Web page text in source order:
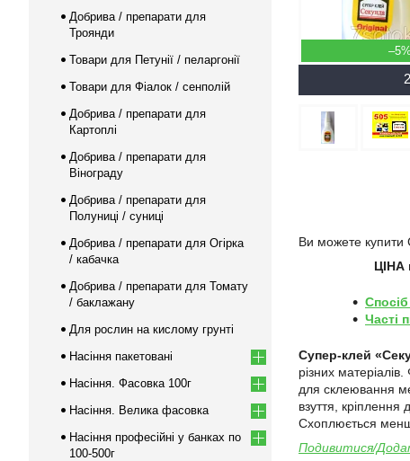
–5%
Ви можете купити
ЦІНА
Часті
Супер-клей
різних
для склеювання
взуття, кріплення
Схоплюється менш
Подивитися/
Добрива / препарати для
Троянди
Товари для Петунії / пеларгонії
Товари для Фіалок / сенполій
Добрива / препарати для
Картоплі
Добрива / препарати для
Вінограду
Добрива / препарати для
Полуниці / суниці
Добрива / препарати для Огірка
/ кабачка
Добрива / препарати для Томату
/ баклажану
Для рослин на кислому грунті
Насіння пакетовані
Насіння. Фасовка 100г
Насіння. Велика фасовка
Насіння професійні у банках по
100-500г